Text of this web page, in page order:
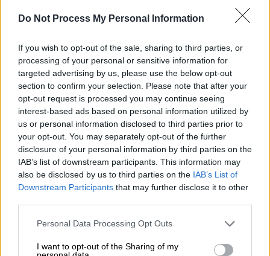
Do Not Process My Personal Information
If you wish to opt-out of the sale, sharing to third parties, or
processing of your personal or sensitive information for
targeted advertising by us, please use the below opt-out
section to confirm your selection. Please note that after your
opt-out request is processed you may continue seeing
interest-based ads based on personal information utilized by
us or personal information disclosed to third parties prior to
your opt-out. You may separately opt-out of the further
disclosure of your personal information by third parties on the
IAB’s list of downstream participants. This information may
also be disclosed by us to third parties on the IAB’s List of
Downstream Participants that may further disclose it to other
Please note that this website/app uses one or more Google
not limited to your visit or usage behaviour. You may click to
Personal Data Processing Opt Outs
I want to opt-out of the Sharing of my
Άποψη των εσωτερικών χώρων του Ιμαρέτ στην Καβάλα
Χαμάμ και ξενοδοχείο
Παρά το γεγονός ότι εδραίωσε την εξουσία
και μάλιστα από το Κάιρο, δεν ξέχασε ποτέ